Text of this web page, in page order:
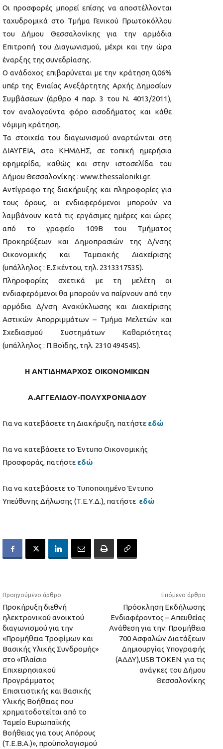
Οι προσφορές μπορεί επίσης να αποστέλλονται
ταχυδρομικά στο Τμήμα Γενικού Πρωτοκόλλου
του Δήμου Θεσσαλονίκης για την αρμόδια
Επιτροπή του Διαγωνισμού, μέχρι και την ώρα
έναρξης της συνεδρίασης.
Ο ανάδοχος επιβαρύνεται με την κράτηση 0,06%
υπέρ της Ενιαίας Ανεξάρτητης Αρχής Δημοσίων
Συμβάσεων (άρθρο 4 παρ. 3 του Ν. 4013/2011),
τον αναλογούντα φόρο εισοδήματος και κάθε
νόμιμη κράτηση.
Τα στοιχεία του διαγωνισμού αναρτώνται στη
ΔΙΑΥΓΕΙΑ, στο ΚΗΜΔΗΣ, σε τοπική ημερήσια
εφημερίδα, καθώς και στην ιστοσελίδα του
Δήμου Θεσσαλονίκης : www.thessaloniki.gr.
Αντίγραφο της διακήρυξης και πληροφορίες για
τους όρους, οι ενδιαφερόμενοι μπορούν να
λαμβάνουν κατά τις εργάσιμες ημέρες και ώρες
από το γραφείο 109Β του Τμήματος
Προκηρύξεων και Δημοπρασιών της Δ/νσης
Οικονομικής και Ταμειακής Διαχείρισης
(υπάλληλος : Ε.Σκέντου, τηλ. 2313317535).
Πληροφορίες σχετικά με τη μελέτη οι
ενδιαφερόμενοι θα μπορούν να παίρνουν από την
αρμόδια Δ/νση Ανακύκλωσης και Διαχείρισης
Αστικών Απορριμμάτων – Τμήμα Μελετών και
Σχεδιασμού Συστημάτων Καθαριότητας
(υπάλληλος : Π.Βοϊδης, τηλ. 2310 494545).
Η ΑΝΤΙΔΗΜΑΡΧΟΣ ΟΙΚΟΝΟΜΙΚΩΝ
Α.ΑΓΓΕΛΙΔΟΥ-ΠΟΛΥΧΡΟΝΙΑΔΟΥ
Για να κατεβάσετε τη Διακήρυξη, πατήστε εδώ
Για να κατεβάσετε το Έντυπο Οικονομικής
Προσφοράς, πατήστε εδώ
Για να κατεβάσετε το Τυποποιημένο Έντυπο
Υπεύθυνης Δήλωσης (Τ.Ε.Υ.Δ.), πατήστε εδώ
Προηγούμενο άρθρο
Προκήρυξη διεθνή
ηλεκτρονικού ανοικτού
διαγωνισμού για την
«Προμήθεια Τροφίμων και
Βασικής Υλικής Συνδρομής»
στο «Πλαίσιο
Επιχειρησιακού
Προγράμματος
Επισιτιστικής και Βασικής
Υλικής Βοήθειας που
χρηματοδοτείται από το
Ταμείο Ευρωπαϊκής
Βοήθειας για τους Απόρους
(Τ.Ε.Β.Α.)», προϋπολογισμού
Επόμενο άρθρο
Πρόσκληση Εκδήλωσης
Ενδιαφέροντος – Απευθείας
Ανάθεση για την: Προμήθεια
700 Ασφαλών Διατάξεων
Δημιουργίας Υπογραφής
(ΑΔΔΥ),USB TOKEN. για τις
ανάγκες του Δήμου
Θεσσαλονίκης